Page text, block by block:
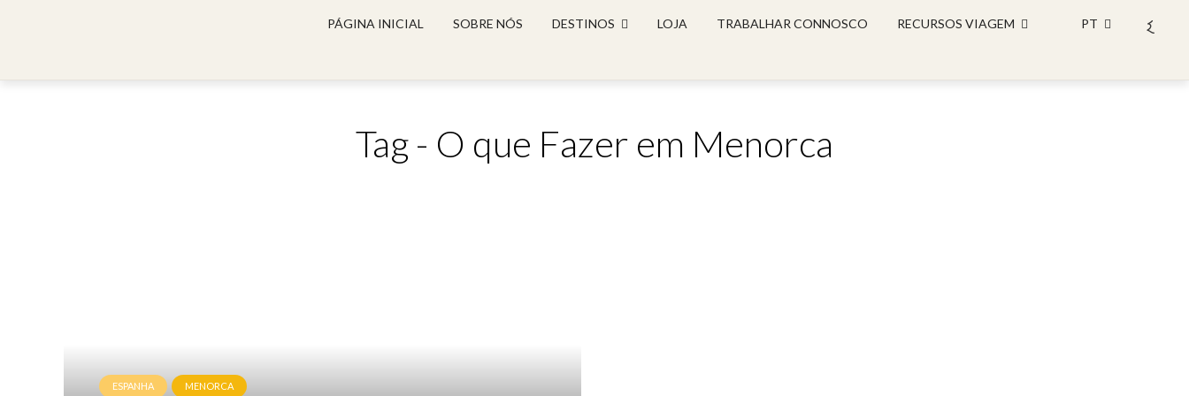
PÁGINA INICIAL SOBRE NÓS DESTINOS LOJA TRABALHAR CONNOSCO RECURSOS VIAGEM PT
Tag - O que Fazer em Menorca
ESPANHA MENORCA